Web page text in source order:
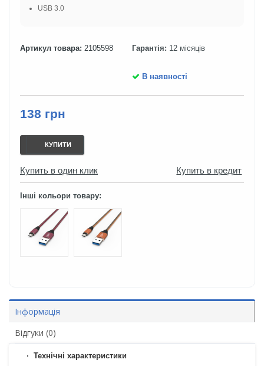
USB 3.0
Артикул товара: 2105598 Гарантія: 12 місяців
В наявності
138 грн
КУПИТИ
Купить в один клик Купить в кредит
Інші кольори товару:
Інформація
Відгуки (0)
Технічні характеристики